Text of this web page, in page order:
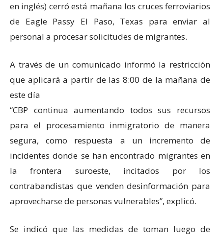
en inglés) cerró está mañana los cruces ferroviarios
de Eagle Passy El Paso, Texas para enviar al
personal a procesar solicitudes de migrantes.
A través de un comunicado informó la restricción
que aplicará a partir de las 8:00 de la mañana de
este día
“CBP continua aumentando todos sus recursos
para el procesamiento inmigratorio de manera
segura, como respuesta a un incremento de
incidentes donde se han encontrado migrantes en
la frontera suroeste, incitados por los
contrabandistas que venden desinformación para
aprovecharse de personas vulnerables”, explicó.
Se indicó que las medidas de toman luego de